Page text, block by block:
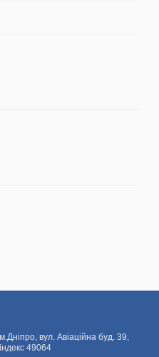
м.Дніпро, вул. Авіаційна буд. 39,
індекс 49064